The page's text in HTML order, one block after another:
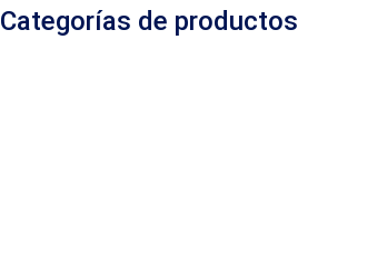
Categorías de productos